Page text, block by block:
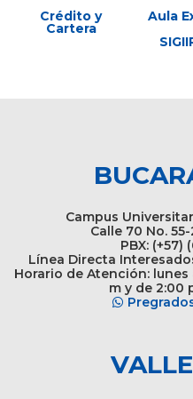
Crédito y
Cartera
Aula
Campus
Calle 70 No.
PBX: (+57)
Línea Directa
Horario de Atención: lunes
m y de 2:00